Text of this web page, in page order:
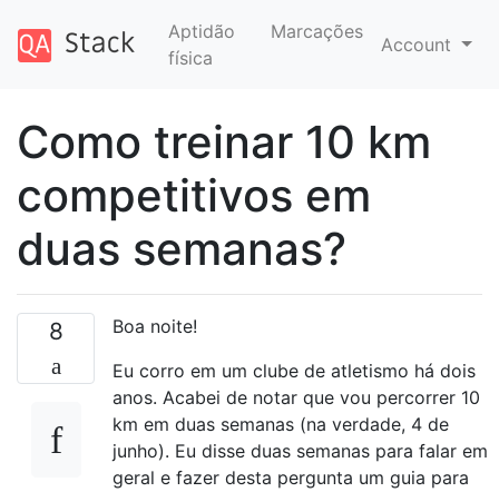
Aptidão
física
Marcações
Account
Como treinar 10 km
competitivos em
duas semanas?
8
Boa noite!
Eu corro em um clube de atletismo há dois
anos. Acabei de notar que vou percorrer 10
km em duas semanas (na verdade, 4 de
junho). Eu disse duas semanas para falar em
geral e fazer desta pergunta um guia para